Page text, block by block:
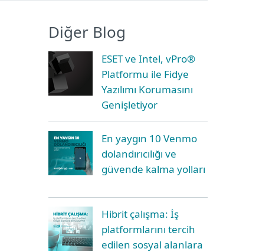
Diğer Blog
ESET ve Intel, vPro®
Platformu ile Fidye
Yazılımı Korumasını
Genişletiyor
En yaygın 10 Venmo
dolandırıcılığı ve
güvende kalma yolları
Hibrit çalışma: İş
platformlarını tercih
edilen sosyal alanlara